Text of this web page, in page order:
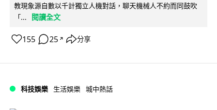
教現象源自數以千計獨立人機對話，聊天機械人不約而同鼓吹
「...
閱讀全文
155 25 ↗ 分享
科技娛樂 生活娛樂 城中熱話